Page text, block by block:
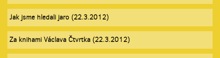
Jak jsme hledali jaro (22.3.2012)
Za knihami Václava Čtvrtka (22.3.2012)